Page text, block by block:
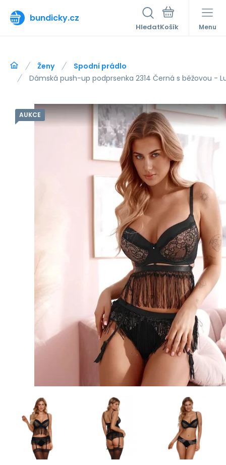
bundicky.cz
Hledat Menu
Ženy
Spodní prádlo
Dámská push-up podprsenka 2314 Černá s béžovou -
AUKCE